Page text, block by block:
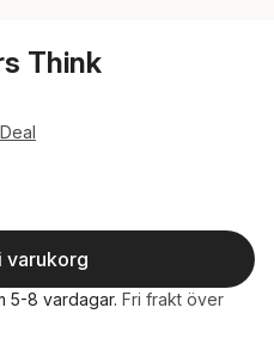
Think
varukorg
5-8 vardagar. Fri frakt över